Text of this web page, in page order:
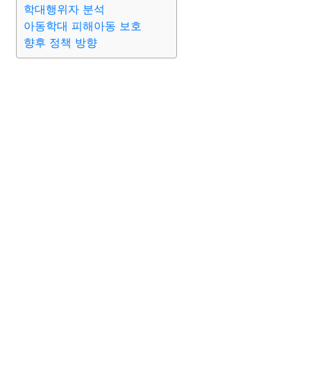
학대행위자 분석
아동학대 피해아동 보호
향후 정책 방향